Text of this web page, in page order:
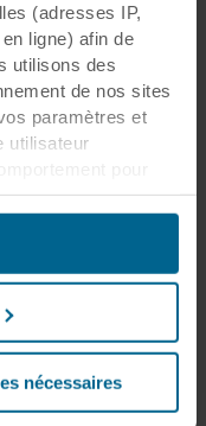
(adresses IP,
ligne) afin de
utilisons des
de nos sites
paramètres et
utilisateur
») et cibler notre
sociaux et les
comportement
informations sur
de publicité et
peuvent
informations qui
ou qu’ils auraient
nécessaires